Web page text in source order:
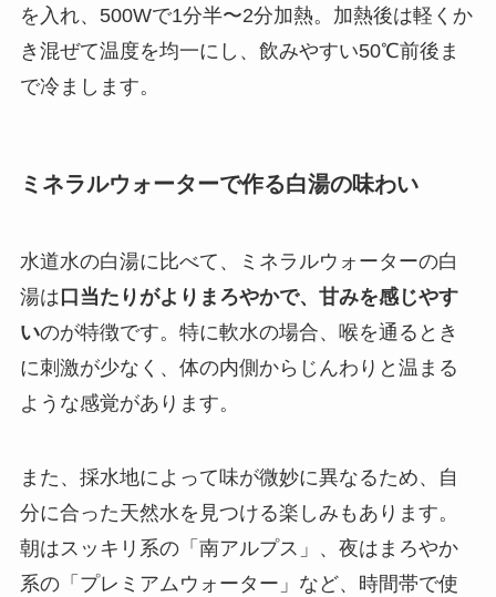
を入れ、500Wで1分半〜2分加熱。加熱後は軽くか
き混ぜて温度を均一にし、飲みやすい50℃前後ま
で冷まします。
ミネラルウォーターで作る白湯の味わい
水道水の白湯に比べて、ミネラルウォーターの白
湯は口当たりがよりまろやかで、甘みを感じやす
いのが特徴です。特に軟水の場合、喉を通るとき
に刺激が少なく、体の内側からじんわりと温まる
ような感覚があります。
また、採水地によって味が微妙に異なるため、自
分に合った天然水を見つける楽しみもあります。
朝はスッキリ系の「南アルプス」、夜はまろやか
系の「プレミアムウォーター」など、時間帯で使